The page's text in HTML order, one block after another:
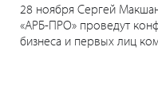
28 ноября Сергей
«АРБ-ПРО» проведут
бизнеса и первых лиц